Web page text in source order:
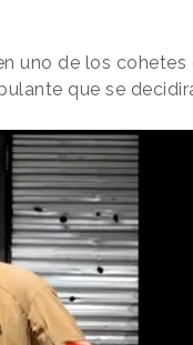
uno de los
que se